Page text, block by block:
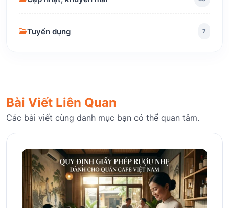
Tuyển dụng 7
Bài Viết Liên Quan
Các bài viết cùng danh mục bạn có thể quan tâm.